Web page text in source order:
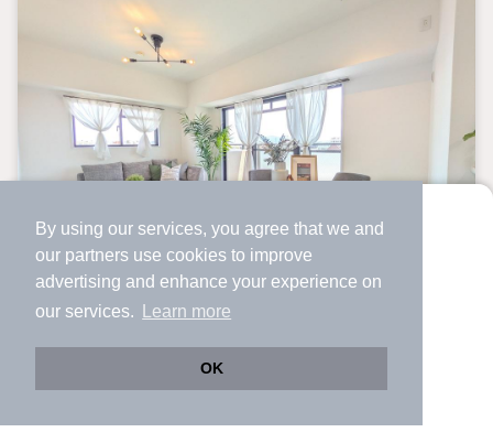
By using our services, you agree that we and
our partners use cookies to improve
advertising and enhance your experience on
our services.
Learn more
OK
より使いやすくなった
アプリで物件探ししませんか？
サクサク動く地図で物件検索
迎！n南大阪エリアの不動産のことなら創業49年の当社にぜ
ひお任せください♪
中古マンション
高見ノ里駅 歩12分 （南大阪線）